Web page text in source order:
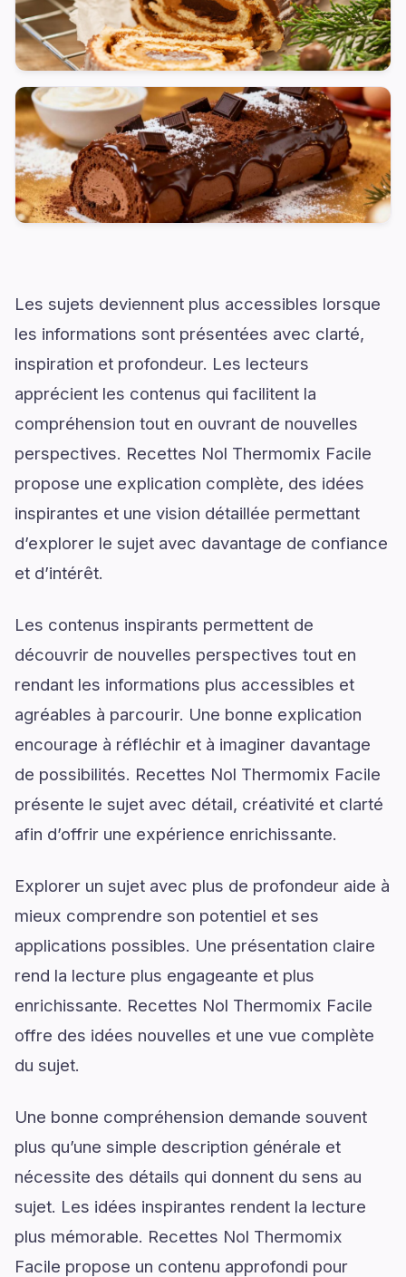
Les sujets deviennent plus accessibles lorsque
les informations sont présentées avec clarté,
inspiration et profondeur. Les lecteurs
apprécient les contenus qui facilitent la
compréhension tout en ouvrant de nouvelles
perspectives. Recettes Nol Thermomix Facile
propose une explication complète, des idées
inspirantes et une vision détaillée permettant
d’explorer le sujet avec davantage de confiance
et d’intérêt.
Les contenus inspirants permettent de
découvrir de nouvelles perspectives tout en
rendant les informations plus accessibles et
agréables à parcourir. Une bonne explication
encourage à réfléchir et à imaginer davantage
de possibilités. Recettes Nol Thermomix Facile
présente le sujet avec détail, créativité et clarté
afin d’offrir une expérience enrichissante.
Explorer un sujet avec plus de profondeur aide à
mieux comprendre son potentiel et ses
applications possibles. Une présentation claire
rend la lecture plus engageante et plus
enrichissante. Recettes Nol Thermomix Facile
offre des idées nouvelles et une vue complète
du sujet.
Une bonne compréhension demande souvent
plus qu’une simple description générale et
nécessite des détails qui donnent du sens au
sujet. Les idées inspirantes rendent la lecture
plus mémorable. Recettes Nol Thermomix
Facile propose un contenu approfondi pour